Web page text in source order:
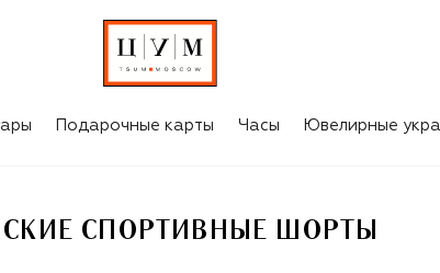
Подарочные карты Часы Ювелирные
СПОРТИВНЫЕ ШОРТЫ